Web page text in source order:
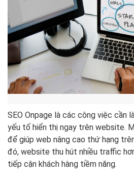
SEO Onpage là các công việc cần
yếu tố hiển thị ngay trên website.
để giúp web nâng cao thứ hạng
đó, website thu hút nhiều traffic
tiếp cận khách hàng tiềm năng.